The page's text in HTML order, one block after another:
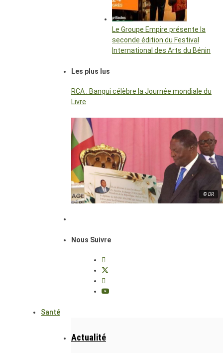
Le Groupe Empire présente la
seconde édition du Festival
International des Arts du Bénin
Les plus lus
RCA : Bangui célèbre la Journée mondiale du
Livre
© DR
Nous Suivre
Santé
Actualité